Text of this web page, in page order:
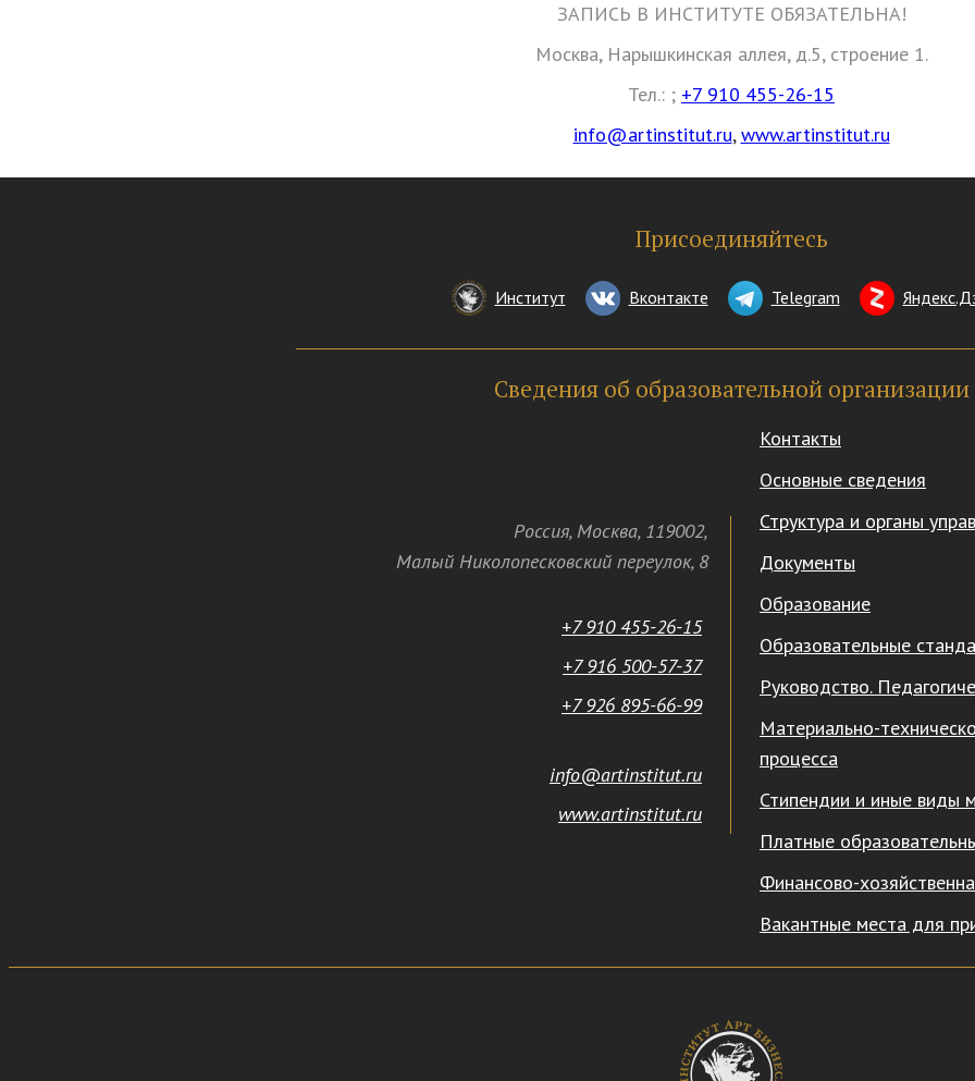
ЗАПИСЬ В ИНСТИТУТЕ ОБЯЗАТЕЛЬНА!
Москва, Нарышкинская аллея, д.5, строение 1.
Тел.: ; +7 910 455-26-15
info@artinstitut.ru,www.artinstitut.ru
Присоединяйтесь
Институт Вконтакте Telegram
Сведения об образовательной организации
Контакты
Основные сведения
Структура и органы
Документы
Образование
Образовательные
Руководство.
Материально-
процесса
Стипендии и иные виды
Платные
Финансово-
Вакантные места для
Россия, Москва, 119002,
Малый Николопесковский переулок,8
+7 910 455-26-15
+7 916 500-57-37
+7 926 895-66-99
info@artinstitut.ru
www.artinstitut.ru